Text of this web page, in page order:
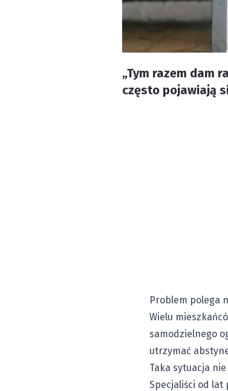
„Tym razem dam
często pojawiają
Problem polega
Wielu
samodzielnego
utrzymać
Taka sytuacja
Specjaliści od lat